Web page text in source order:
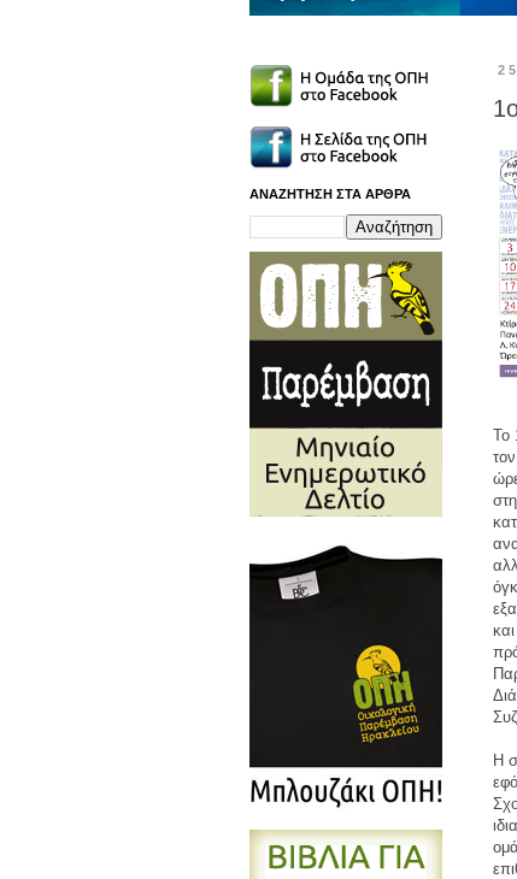
Το
Η
ΑΝΑΖΗΤΗΣΗ ΣΤΑ ΑΡΘΡΑ